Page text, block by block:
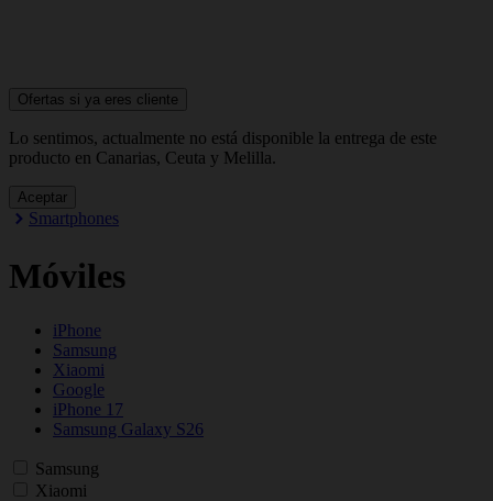
Ofertas si ya eres cliente
Lo sentimos, actualmente no está disponible la entrega de este
producto en Canarias, Ceuta y Melilla.
Aceptar
Smartphones
Móviles
iPhone
Samsung
Xiaomi
Google
iPhone 17
Samsung Galaxy S26
Samsung
Xiaomi